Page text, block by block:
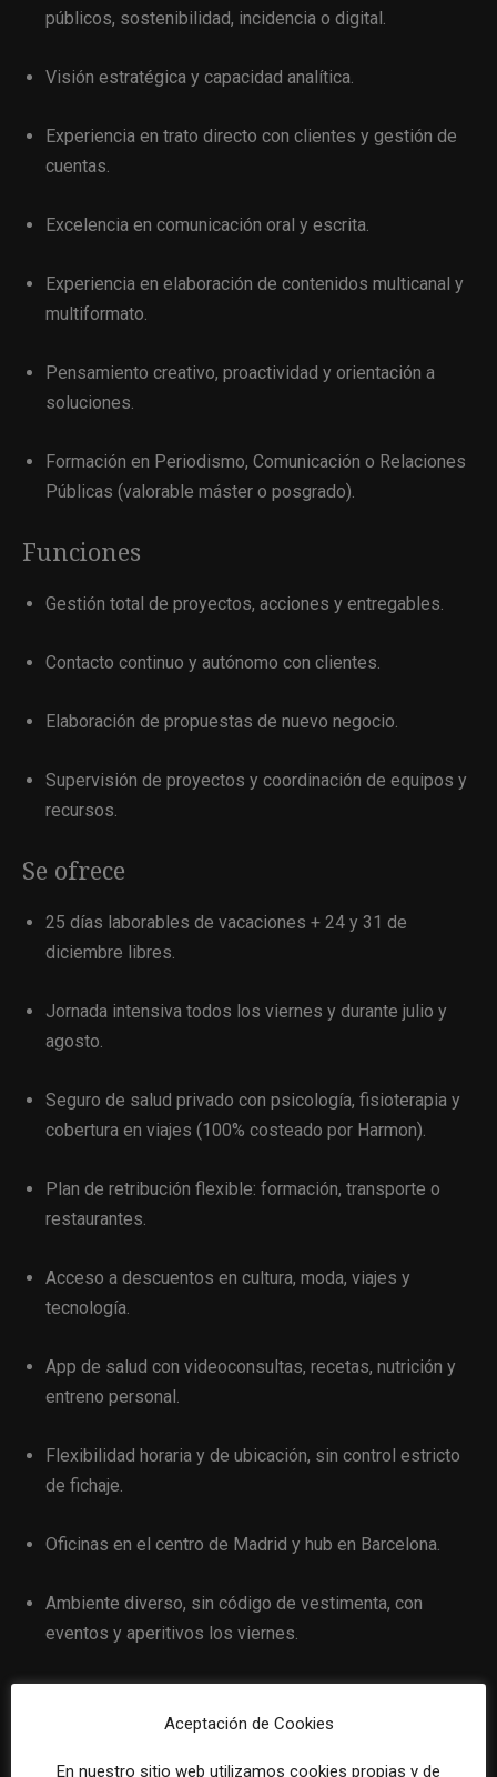
públicos, sostenibilidad, incidencia o digital.
Visión estratégica y capacidad analítica.
Experiencia en trato directo con clientes y gestión de
cuentas.
Excelencia en comunicación oral y escrita.
Experiencia en elaboración de contenidos multicanal y
multiformato.
Pensamiento creativo, proactividad y orientación a
soluciones.
Formación en Periodismo, Comunicación o Relaciones
Públicas (valorable máster o posgrado).
Funciones
Gestión total de proyectos, acciones y entregables.
Contacto continuo y autónomo con clientes.
Elaboración de propuestas de nuevo negocio.
Supervisión de proyectos y coordinación de equipos y
recursos.
Se ofrece
25 días laborables de vacaciones + 24 y 31 de
diciembre libres.
Jornada intensiva todos los viernes y durante julio y
agosto.
Seguro de salud privado con psicología, fisioterapia y
cobertura en viajes (100% costeado por Harmon).
Plan de retribución flexible: formación, transporte o
restaurantes.
Acceso a descuentos en cultura, moda, viajes y
tecnología.
App de salud con videoconsultas, recetas, nutrición y
entreno personal.
Flexibilidad horaria y de ubicación, sin control estricto
de fichaje.
Oficinas en el centro de Madrid y hub en Barcelona.
Ambiente diverso, sin código de vestimenta, con
eventos y aperitivos los viernes.
responsabilidad y pasión.Aceptación de Cookies
En nuestro sitio web utilizamos cookies propias y de